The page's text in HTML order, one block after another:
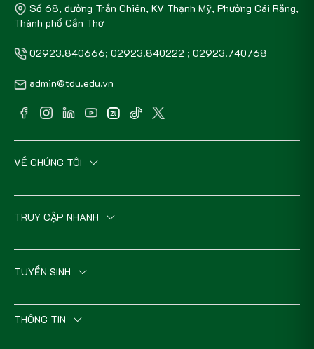
Số 68, đường Trần Chiên, KV Thạnh Mỹ, Phường Cái Răng,
Thành phố Cần Thơ
02923.840666; 02923.840222 ; 02923.740768
admin@tdu.edu.vn
VỀ CHÚNG TÔI
TRUY CẬP NHANH
TUYỂN SINH
THÔNG TIN